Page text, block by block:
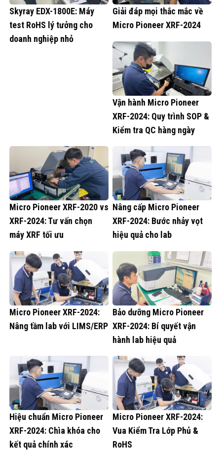
Skyray EDX-1800E: Máy
test RoHS lý tưởng cho
doanh nghiệp nhỏ
Giải đáp mọi thắc mắc về
Micro Pioneer XRF-2024
Vận hành Micro Pioneer
XRF-2024: Quy trình SOP &
Kiểm tra QC hàng ngày
Micro Pioneer XRF-2020 vs
XRF-2024: Tư vấn chọn
máy XRF tối ưu
Nâng cấp Micro Pioneer
XRF-2024: Bước nhảy vọt
hiệu quả cho lab
Micro Pioneer XRF-2024:
Nâng tầm lab với LIMS/ERP
Bảo dưỡng Micro Pioneer
XRF-2024: Bí quyết vận
hành lab hiệu quả
Hiệu chuẩn Micro Pioneer
XRF-2024: Chìa khóa cho
kết quả chính xác
Micro Pioneer XRF-2024:
Vua Kiểm Tra Lớp Phủ &
RoHS